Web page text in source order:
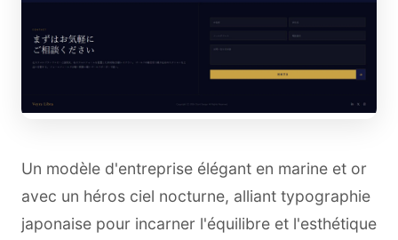
Un modèle d'entreprise élégant en marine et or
avec un héros ciel nocturne, alliant typographie
japonaise pour incarner l'équilibre et l'esthétique